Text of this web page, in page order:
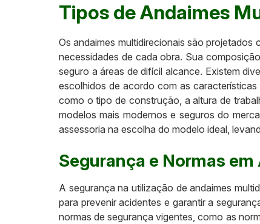
Tipos de Andaimes
Os andaimes multidirecionais são
necessidades de cada obra. Sua
seguro a áreas de difícil alcance. Existem
escolhidos de acordo com as
como o tipo de construção, a altura de
modelos mais modernos e seguros do
assessoria na escolha do modelo ideal,
Segurança e Normas
A segurança na utilização de andaimes
para prevenir acidentes e garantir a
normas de segurança vigentes, como as